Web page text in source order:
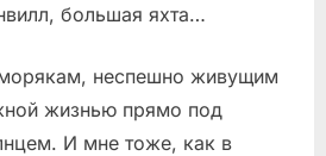
большая яхта…
неспешно живущим
жизнью прямо под
И мне тоже, как в